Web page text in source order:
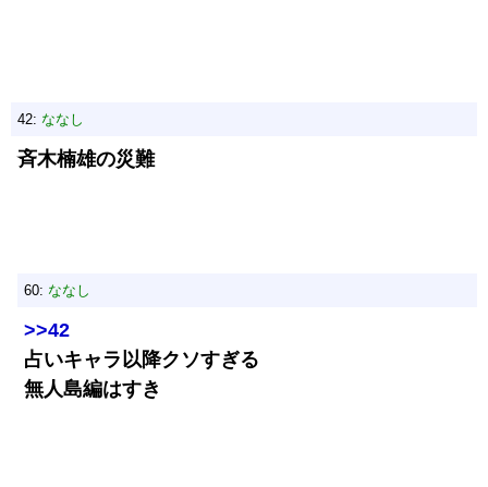
42: ななし
斉木楠雄の災難
60: ななし
>>42
占いキャラ以降クソすぎる
無人島編はすき